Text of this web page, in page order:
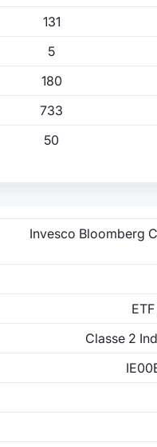
131
5
180
733
50
Invesco Bloomberg
Classe 2